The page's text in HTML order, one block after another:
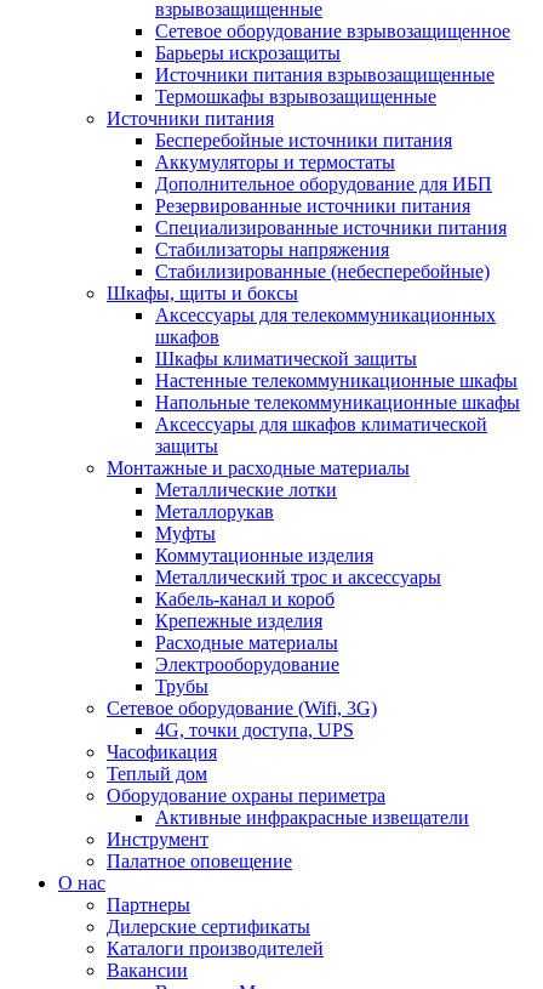
взрывозащищенные
Сетевое оборудование взрывозащищенное
Барьеры искрозащиты
Источники питания взрывозащищенные
Термошкафы взрывозащищенные
Источники питания
Бесперебойные источники питания
Аккумуляторы и термостаты
Дополнительное оборудование для ИБП
Резервированные источники питания
Специализированные источники питания
Стабилизаторы напряжения
Стабилизированные (небесперебойные)
Шкафы, щиты и боксы
Аксессуары для телекоммуникационных
шкафов
Шкафы климатической защиты
Настенные телекоммуникационные шкафы
Напольные телекоммуникационные шкафы
Аксессуары для шкафов климатической
защиты
Монтажные и расходные материалы
Металлические лотки
Металлорукав
Муфты
Коммутационные изделия
Металлический трос и аксессуары
Кабель-канал и короб
Крепежные изделия
Расходные материалы
Электрооборудование
Трубы
Сетевое оборудование (Wifi, 3G)
4G, точки доступа, UPS
Часофикация
Теплый дом
Оборудование охраны периметра
Активные инфракрасные извещатели
Инструмент
Палатное оповещение
О нас
Партнеры
Дилерские сертификаты
Каталоги производителей
Вакансии